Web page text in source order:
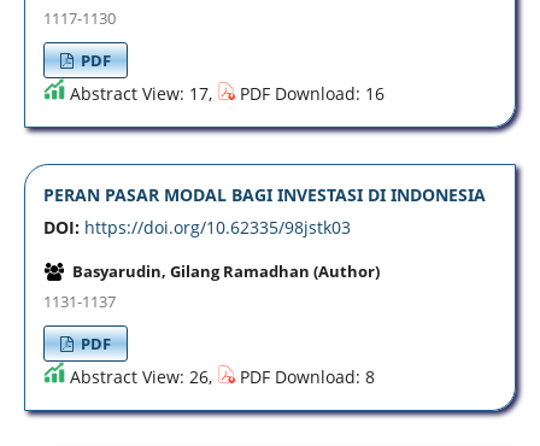
1117-1130
PDF
Abstract View: 17, PDF Download: 16
PERAN PASAR MODAL BAGI INVESTASI DI INDONESIA
DOI: https://doi.org/10.62335/98jstk03
Basyarudin, Gilang Ramadhan (Author)
1131-1137
PDF
Abstract View: 26, PDF Download: 8